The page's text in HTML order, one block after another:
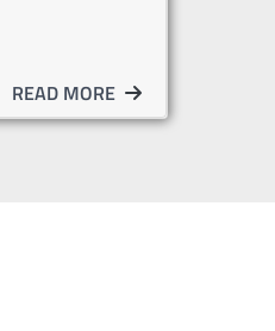
READ MORE